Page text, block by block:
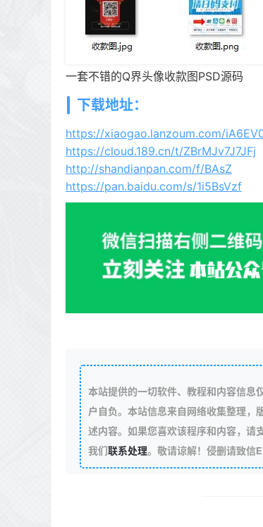
一套不错的Q界头像收款图PSD源码
下载地址：
https://xiaogao.lanzoum.com/
https://cloud.189.cn/t/ZBrMJv7J7JFj
http://shandianpan.com/f/BAsZ
https://pan.baidu.com/s/1i5BsVzf
本站提供的一切软件、教程和内容信息
户自负。本站信息来自网络收集整理，
述内容。如果您喜欢该程序和内容，请
我们联系处理。敬请谅解！侵删请致